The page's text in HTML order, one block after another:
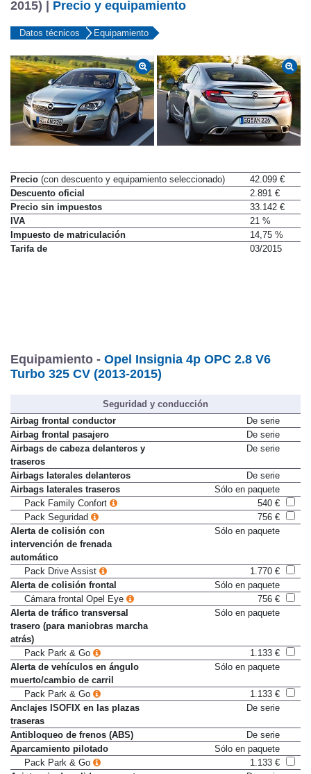
2015) | Precio y equipamiento
Datos técnicos Equipamiento
Precio (con descuento y equipamiento seleccionado)
42.099 €
Descuento oficial
2.891 €
Precio sin impuestos
33.142 €
IVA
21 %
Impuesto de matriculación
14,75 %
Tarifa de
03/2015
Equipamiento - Opel Insignia 4p OPC 2.8 V6
Turbo 325 CV (2013-2015)
Seguridad y conducción
Airbag frontal conductor
De serie
Airbag frontal pasajero
De serie
Airbags de cabeza delanteros y
traseros
De serie
Airbags laterales delanteros
De serie
Airbags laterales traseros
Sólo en paquete
Pack Family Confort
540 €
Pack Seguridad
756 €
Alerta de colisión con
intervención de frenada
automático
Sólo en paquete
Pack Drive Assist
1.770 €
Alerta de colisión frontal
Sólo en paquete
Cámara frontal Opel Eye
756 €
Alerta de tráfico transversal
trasero (para maniobras marcha
atrás)
Sólo en paquete
Pack Park & Go
1.133 €
Alerta de vehículos en ángulo
muerto/cambio de carril
Sólo en paquete
Pack Park & Go
1.133 €
Anclajes ISOFIX en las plazas
traseras
De serie
Antibloqueo de frenos (ABS)
De serie
Aparcamiento pilotado
Sólo en paquete
Pack Park & Go
1.133 €